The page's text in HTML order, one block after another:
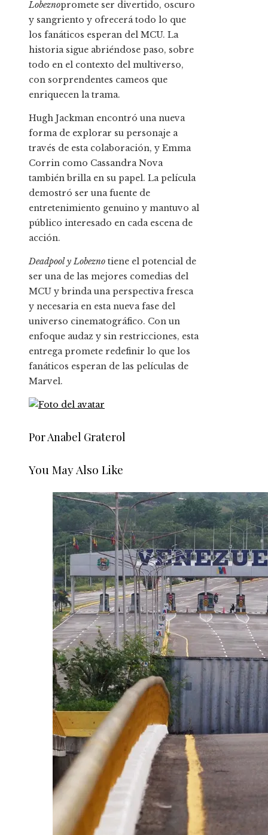
Lobeznopromete ser divertido, oscuro
y sangriento y ofrecerá todo lo que
los fanáticos esperan del MCU. La
historia sigue abriéndose paso, sobre
todo en el contexto del multiverso,
con sorprendentes cameos que
enriquecen la trama.
Hugh Jackman encontró una nueva
forma de explorar su personaje a
través de esta colaboración, y Emma
Corrin como Cassandra Nova
también brilla en su papel. La película
demostró ser una fuente de
entretenimiento genuino y mantuvo al
público interesado en cada escena de
acción.
Deadpool y Lobezno tiene el potencial de
ser una de las mejores comedias del
MCU y brinda una perspectiva fresca
y necesaria en esta nueva fase del
universo cinematográfico. Con un
enfoque audaz y sin restricciones, esta
entrega promete redefinir lo que los
fanáticos esperan de las películas de
Marvel.
Por Anabel Graterol
You May Also Like